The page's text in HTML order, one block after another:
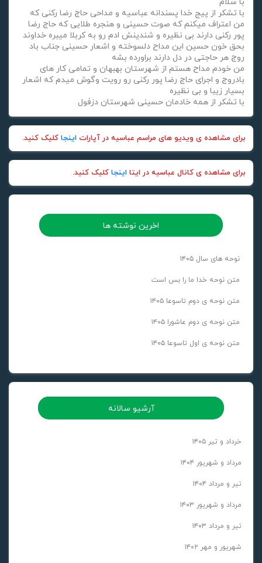
با سلام
با تشکر از پیج خدا پسندانه عباسیه و مداحی حاج رضا رکنی که
من اعتراف میکنم که صوت حسینی و هنجره طلایی که حاج رضا
پور رکنی دارند بی نظیره و شندینش ادم رو به کربلا میبره خداوند
بحق خون حسین این مداح دلسوخته و اشعار حسینی جناب باد
روج هر حاجتی در دل دارند براورده بشه
من خودم مداح هستم از شهرستان بهبهان و تمامی کار های
بادروج و اجرای حاج رضا پور رکنی رو رویت وگوش میدم که اشعار
بسیار زیبا و بی نظیره
با تشکر از همه خادمان حسینی شهرستان دزفول
برای مشاهده ی ویدیو های مراسم عباسیه در آپارات اینجا کلیک کنید.
برای مشاهده ی کانال عباسیه در ایتا اینجا کلیک کنید.
اخرین نوشته ها
نوحه های سال ۱۴۰۵
متن نوحه خدا ما را بس است
متن نوحه ی دوم تاسوعا ۱۴۰۵
متن نوحه ی دوم عاشورا ۱۴۰۵
متن نوحه ی اول تاسوعا ۱۴۰۵
آرشیو سالانه
خرداد و تیر ۱۴۰۵
مرداد و شهریور ۱۴۰۴
تیر و مرداد ۱۴۰۴
مرداد و شهریور ۱۴۰۳
تیر و مرداد ۱۴۰۳
شهریور و مهر ۱۴۰۲